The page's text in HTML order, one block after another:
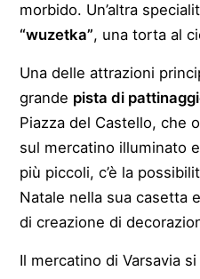
morbido. Un’altra
“wuzetka”, una torta al
Una delle attrazioni
grande pista di
Piazza del Castello, che
sul mercatino illuminato
più piccoli, c’è la
Natale nella sua casetta
di creazione di
Il mercatino di Varsavia